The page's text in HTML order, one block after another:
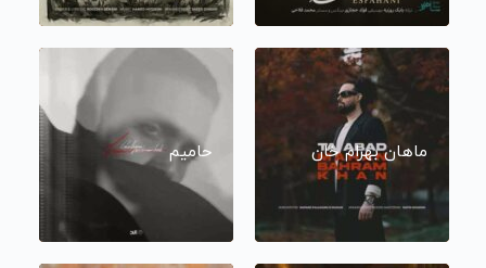
ماهان بهرام خان حامیم